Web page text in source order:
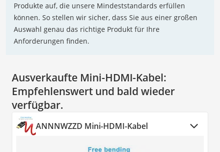
Produkte auf, die unsere Mindeststandards erfüllen
können. So stellen wir sicher, dass Sie aus einer großen
Auswahl genau das richtige Produkt für Ihre
Anforderungen finden.
Ausverkaufte Mini-HDMI-Kabel:
Empfehlenswert und bald wieder
verfügbar.
ANNNWZZD Mini-HDMI-Kabel